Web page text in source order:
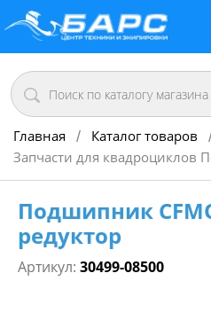
Главная / Каталог товаров
Запчасти для квадроциклов
Подшипник
редуктор
Артикул: 30499-08500